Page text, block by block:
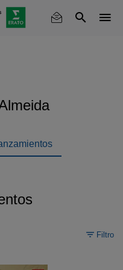
Filtro